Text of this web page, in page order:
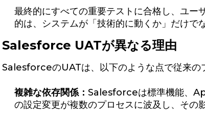
最終的にすべての重要テストに合格し、ユー
的は、システムが「技術的に動くか」だけで
Salesforce UATが異なる理由
SalesforceのUATは、以下のような点で従来の
複雑な依存関係：Salesforceは標準機能、
の設定変更が複数のプロセスに波及し、その